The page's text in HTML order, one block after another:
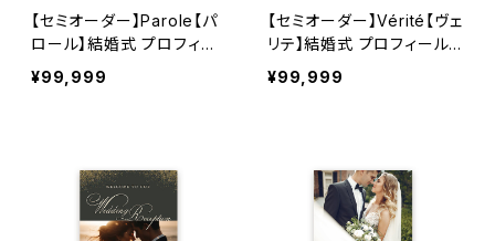
【セミオーダー】Parole【パ
ロール】結婚式 プロフィー
ルブック
¥99,999
【セミオーダー】Vérité【ヴェ
リテ】結婚式 プロフィールブ
ック
¥99,999